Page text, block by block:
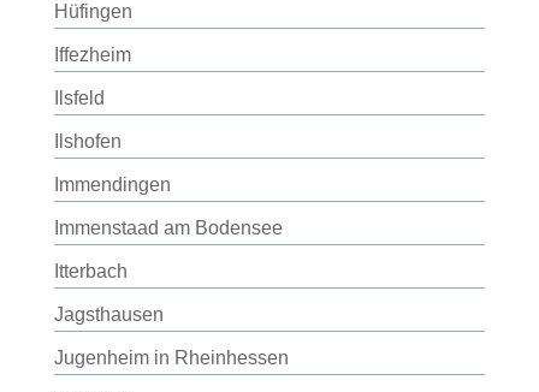
Hüfingen
Iffezheim
Ilsfeld
Ilshofen
Immendingen
Immenstaad am Bodensee
Itterbach
Jagsthausen
Jugenheim in Rheinhessen